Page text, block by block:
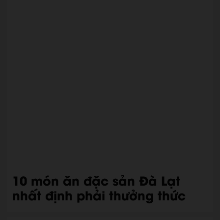
10 món ăn đặc sản Đà Lạt
nhất định phải thưởng thức